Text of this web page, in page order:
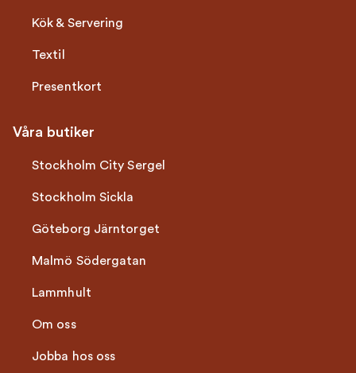
Kök & Servering
Textil
Presentkort
Våra butiker
Stockholm City Sergel
Stockholm Sickla
Göteborg Järntorget
Malmö Södergatan
Lammhult
Om oss
Jobba hos oss